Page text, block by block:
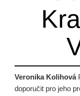
Veronika Kolihová
doporučit pro jeho